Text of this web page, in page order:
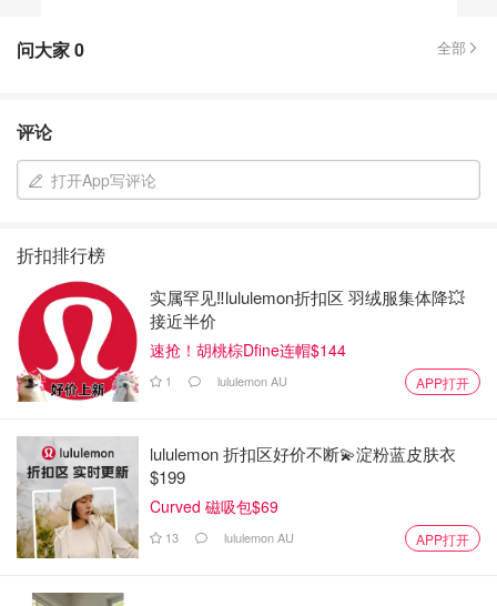
问大家0 全部
评论
打开App写评论
折扣排行榜
实属罕见‼️lululemon折扣区 羽绒服集体降💥
接近半价
速抢！胡桃棕Dfine连帽$144
1 lululemon AU APP打开
lululemon 折扣区好价不断💫淀粉蓝皮肤衣
$199
Curved 磁吸包$69
13 lululemon AU APP打开